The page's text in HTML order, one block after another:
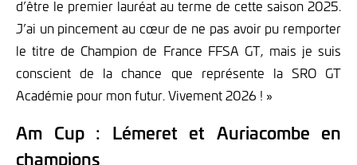
d’être le premier lauréat au terme de cette saison 2025.
J’ai un pincement au cœur de ne pas avoir pu remporter
le titre de Champion de France FFSA GT, mais je suis
conscient de la chance que représente la SRO GT
Académie pour mon futur. Vivement 2026 ! »
Am Cup : Lémeret et Auriacombe en
champions